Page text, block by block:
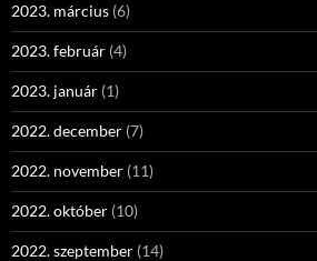
2023. március (6)
2023. február (4)
2023. január (1)
2022. december (7)
2022. november (11)
2022. október (10)
2022. szeptember (14)